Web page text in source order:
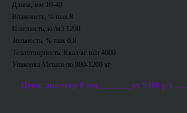
Длина, мм 10-40
Влажность, % max 8
Плотность, кг/м3 1200
Зольность, % max 0,8
Теплотворность, Ккал/кг min 4600
Упаковка Мешки по 800-1200 кг
Цена: диаметр 8 мм________от 9300 р/т